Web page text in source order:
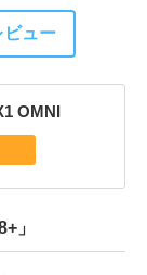
ビュー
OMNI
」